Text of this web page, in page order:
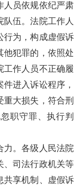
人员依规依纪严肃
伍。法院工作人
行为，构成虚假诉
他犯罪的，依照处
工作人员不正确履
进入诉讼程序，
大损失，符合刑
职守罪、执行判
力。各级人民法院
、司法行政机关等
共享机制、虚假诉